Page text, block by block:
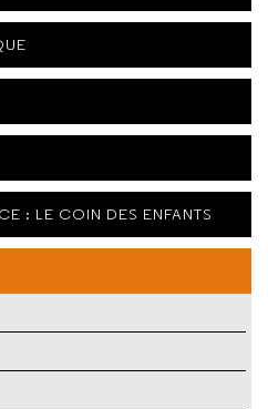
: LE COIN DES ENFANTS